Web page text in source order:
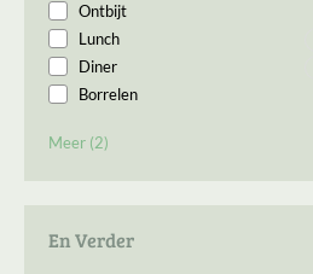
Wijnhaven
Witte de With
Meer (2)
Ontbijt
Lunch
Diner
Borrelen
Late night
En Verder